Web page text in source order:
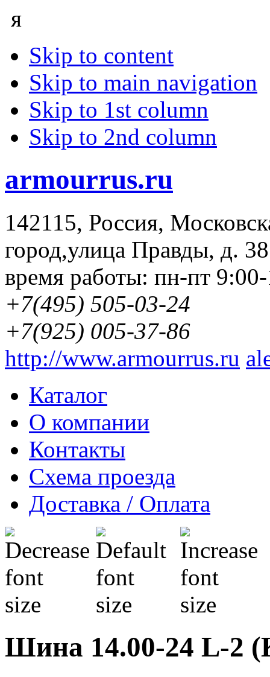
я
Skip to content
Skip to main navigation
Skip to 1st column
Skip to 2nd column
armourrus.ru
142115, Россия,
город,улица Правды, д. 38
время работы: пн-пт
+7(495) 505-03-24
+7(925) 005-37-86
http://www.armourrus.ru
Каталог
О компании
Контакты
Схема проезда
Доставка / Оплата
Шина 14.00-24 L-2